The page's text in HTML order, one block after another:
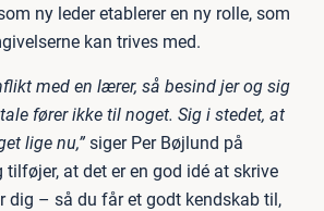
ny leder etablerer en ny rolle, som
kan trives med.
med en lærer, så besind jer og sig
fører ikke til noget. Sig i stedet, at
lige nu,” siger Per Bøjlund på
at det er en god idé at skrive
dig – så du får et godt kendskab til,